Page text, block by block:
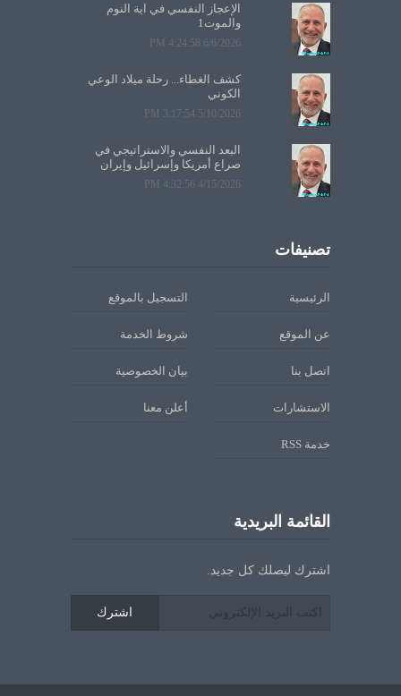
الإعجاز النفسي في آية النوم
والموت1
6/6/2026 4:24:58 PM
كشف الغطاء... رحلة ميلاد الوعي
الكوني
5/10/2026 3:17:54 PM
البعد النفسي والاستراتيجي في
صراع أمريكا وإسرائيل وإيران
4/15/2026 4:32:56 PM
تصنيفات
الرئيسية التسجيل بالموقع
عن الموقع شروط الخدمة
اتصل بنا بيان الخصوصية
الاستشارات أعلن معنا
خدمة RSS
القائمة البريدية
اشترك ليصلك كل جديد.
اشترك